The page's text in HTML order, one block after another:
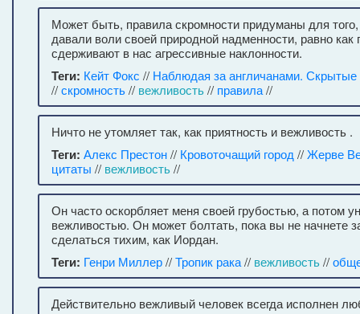
Может быть, правила скромности придуманы для
давали воли своей природной надменности, равно
сдерживают в нас агрессивные наклонности.
Теги: Кейт Фокс // Наблюдая за англичанами. Скрытые
//скромность// вежливость// правила//
Ничто не утомляет так, как приятность и вежливость .
Теги: Алекс Престон// Кровоточащий город //Жерве
цитаты // вежливость//
Он часто оскорбляет меня своей грубостью, а потом
вежливостью. Он может болтать, пока вы не начнете
сделаться тихим, как Иордан.
Теги: Генри Миллер//Тропик рака// вежливость//
Действительно вежливый человек всегда исполнен